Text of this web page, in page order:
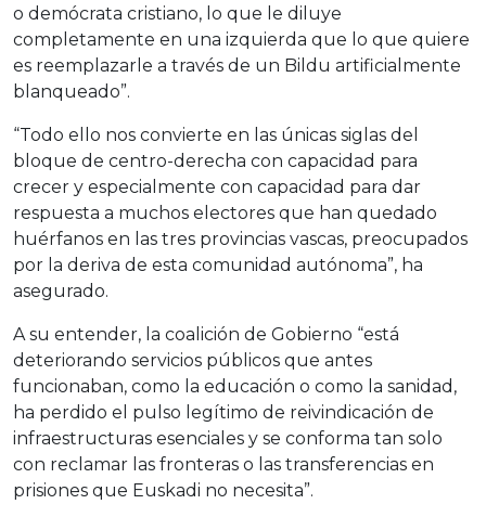
o demócrata cristiano, lo que le diluye
completamente en una izquierda que lo que quiere
es reemplazarle a través de un Bildu artificialmente
blanqueado”.
“Todo ello nos convierte en las únicas siglas del
bloque de centro-derecha con capacidad para
crecer y especialmente con capacidad para dar
respuesta a muchos electores que han quedado
huérfanos en las tres provincias vascas, preocupados
por la deriva de esta comunidad autónoma”, ha
asegurado.
A su entender, la coalición de Gobierno “está
deteriorando servicios públicos que antes
funcionaban, como la educación o como la sanidad,
ha perdido el pulso legítimo de reivindicación de
infraestructuras esenciales y se conforma tan solo
con reclamar las fronteras o las transferencias en
prisiones que Euskadi no necesita”.